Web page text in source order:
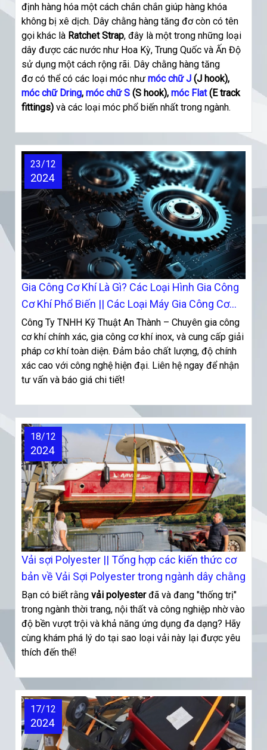
định hàng hóa một cách chắn chắn giúp hàng khóa
không bị xê dịch. Dây chằng hàng tăng đơ còn có tên
gọi khác là Ratchet Strap, đây là một trong những loại
dây được các nước như Hoa Kỳ, Trung Quốc và Ấn Độ
sử dụng một cách rộng rãi. Dây chằng hàng tăng
đơ có thể có các loại móc như móc chữ J (J hook),
móc chữ Dring, móc chữ S (S hook), móc Flat(E track
fittings) và các loại móc phổ biến nhất trong ngành.
Gia Công Cơ Khí Là Gì? Các Loại Hình Gia Công
Cơ Khí Phổ Biến || Các Loại Máy Gia Công Cơ
Khí Hiện Đại
23/12
2024
Công Ty TNHH Kỹ Thuật An Thành – Chuyên gia công
cơ khí chính xác, gia công cơ khí inox, và cung cấp giải
pháp cơ khí toàn diện. Đảm bảo chất lượng, độ chính
xác cao với công nghệ hiện đại. Liên hệ ngay để nhận
tư vấn và báo giá chi tiết!
Vải sợi Polyester || Tổng hợp các kiến thức cơ
bản về Vải Sợi Polyester trong ngành dây chằng
18/12
2024
Bạn có biết rằng vải polyesterđã và đang "thống trị"
trong ngành thời trang, nội thất và công nghiệp nhờ vào
độ bền vượt trội và khả năng ứng dụng đa dạng? Hãy
cùng khám phá lý do tại sao loại vải này lại được yêu
thích đến thế!
17/12
2024